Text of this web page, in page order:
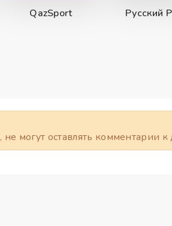
QazSport Русский
, не могут оставлять комментарии